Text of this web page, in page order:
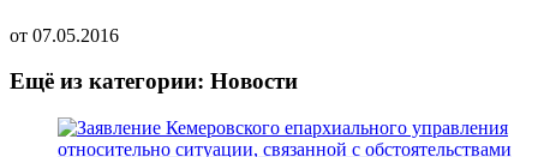
от 07.05.2016
Ещё из категории: Новости